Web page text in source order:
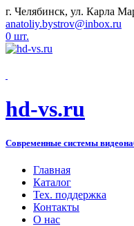
г. Челябинск, ул. Карла
anatoliy.bystrov@inbox.ru
0 шт.
hd-vs.ru
Современные системы
Главная
Каталог
Тех. поддержка
Контакты
О нас